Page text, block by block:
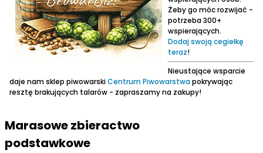
Żeby go móc rozwijać -
potrzeba 300+
wspierających.
Dodaj swoją cegiełkę
teraz!
Nieustające wsparcie
daje nam sklep piwowarskiCentrum Piwowarstwapokrywając
resztę brakujących talarów - zapraszamy na zakupy!
Marasowe zbieractwo
podstawkowe